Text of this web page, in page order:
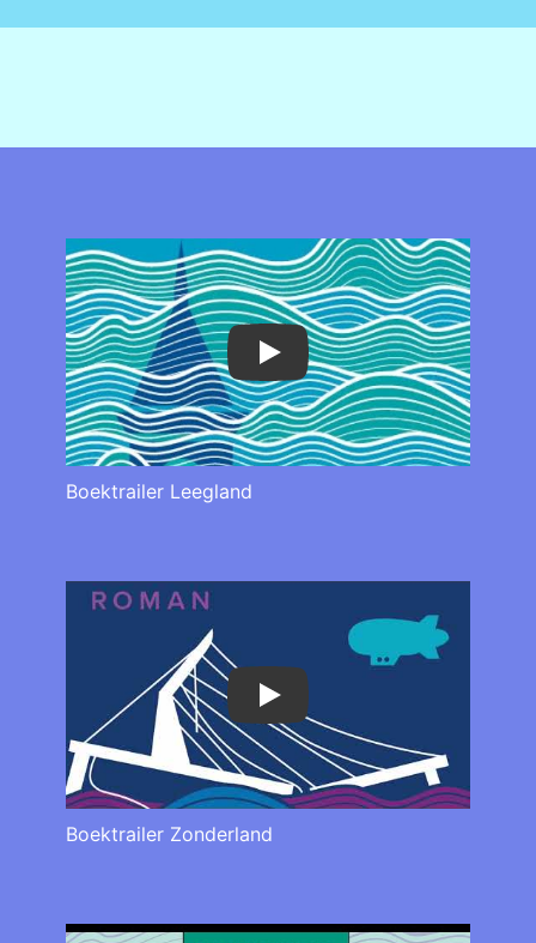
Play
Boektrailer Leegland
Play
Boektrailer Zonderland